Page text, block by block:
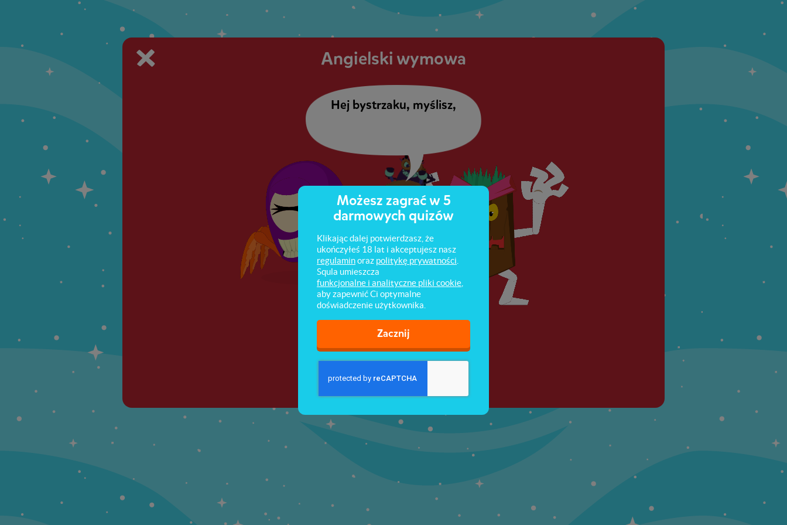
Angielski wymowa
Hej bystrzaku, myślisz, że
Dalej
Możesz zagrać w 5
darmowych quizów
Klikając dalej potwierdzasz, że
ukończyłeś 18 lat i akceptujesz nasz
regulaminoraz politykę prywatności
Squla umieszcza
funkcjonalne i analityczne pliki cookie
aby zapewnić Ci optymalne
doświadczenie użytkownika.
Zacznij